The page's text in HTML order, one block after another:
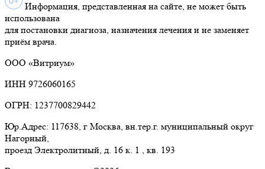
Информация, представленная на сайте, не может быть
использована
для постановки диагноза, назначения лечения и не заменяет
приём врача.
ООО «Витриум»
ИНН 9726060165
ОГРН: 1237700829442
Юр.Адрес: 117638, г Москва, вн.тер.г. муниципальный округ
Нагорный,
проезд Электролитный, д. 16 к. 1 , кв. 193